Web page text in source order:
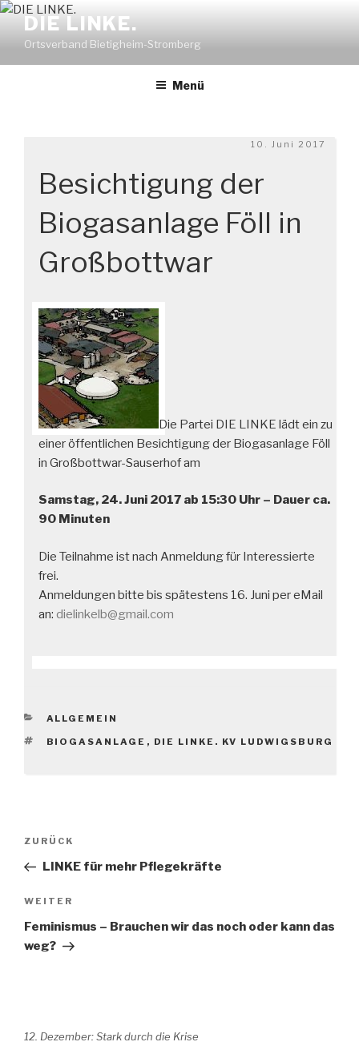
Zum
Inhalt
springen
DIE LINKE.
Ortsverband Bietigheim-Stromberg
Menü
Veröffentlicht
10. Juni 2017
Besichtigung der
Biogasanlage Föll in
Großbottwar
Die Partei DIE LINKE lädt ein zu
einer öffentlichen Besichtigung der Biogasanlage Föll
in Großbottwar-Sauserhof am
Samstag, 24. Juni 2017 ab 15:30 Uhr – Dauer ca.
90 Minuten
Die Teilnahme ist nach Anmeldung für Interessierte
frei.
Anmeldungen bitte bis spätestens 16. Juni per eMail
an: dielinkelb@gmail.com
KATEGORIEN
ALLGEMEIN
SCHLAGWÖRTER
BIOGASANLAGE , DIE LINKE. KV LUDWIGSBURG
Beitragsnavigation
Vorheriger
Beitrag
ZURÜCK
LINKE für mehr Pflegekräfte
Nächster
Beitrag
WEITER
Feminismus – Brauchen wir das noch oder kann das
weg?
12. Dezember: Stark durch die Krise